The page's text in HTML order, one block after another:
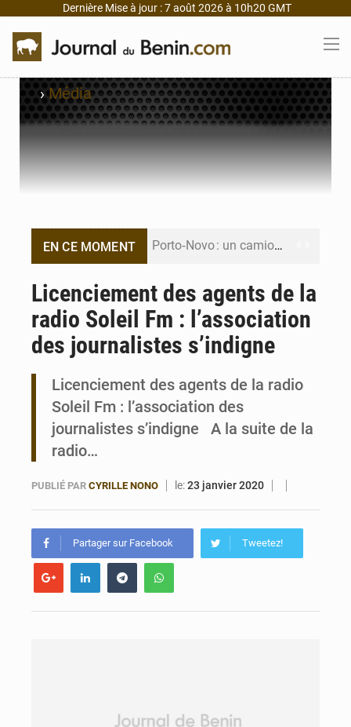
Dernière Mise à jour : 7 août 2026 à 10h20 GMT
›Média
EN CE MOMENT Porto‑Novo : un camion de produits pétroliers embrase Avakpa
Patrice Talon prend la tête du premier bureau du Sénat du Bénin
Bénin : Djogbénou inspecte le chantier du siège de l’Assemblée
Bénin et Canada scellent un partenariat inédit
Bénin : Le CEG La Verdure de Ouèdo fait sa mue pour la rentrée
Licenciement des agents de la
radio Soleil Fm : l’association
des journalistes s’indigne
Licenciement des agents de la radio
Soleil Fm : l’association des
journalistes s’indigne A la suite de la
radio…
PUBLIÉ PAR CYRILLE NONO le:23 janvier 2020
Partager sur Facebook Tweetez!